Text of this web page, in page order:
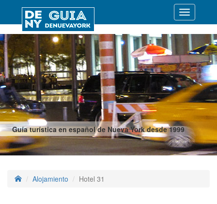
Guía turística en español de Nueva York desde 1999
Desplegar
Alojamiento Hotel 31